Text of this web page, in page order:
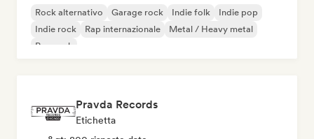
Rock alternativo Garage rock Indie folk
Indie pop
Indie rock
Rap internazionale
Metal / Heavy metal
Pop rock
Pravda Records
Etichetta